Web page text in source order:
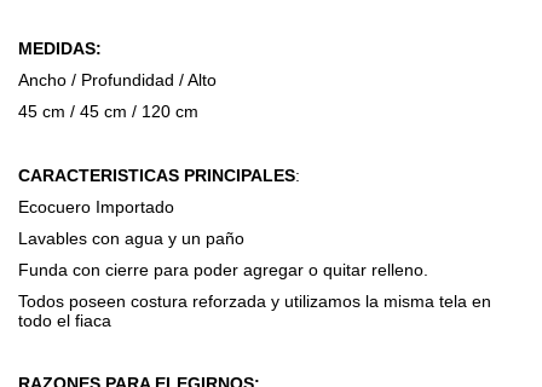
MEDIDAS:
Ancho / Profundidad / Alto
45 cm / 45 cm / 120 cm
CARACTERISTICAS PRINCIPALES:
Ecocuero Importado
Lavables con agua y un paño
Funda con cierre para poder agregar o quitar relleno.
Todos poseen costura reforzada y utilizamos la misma tela en
todo el fiaca